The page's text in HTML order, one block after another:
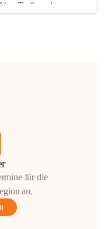
Treiben der
für die
an.